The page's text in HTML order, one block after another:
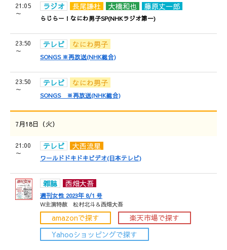
21:05
～
ラジオ 長尾謙杜 大橋和也 藤原丈一郎
らじらー！なにわ男子SP(NHKラジオ第一)
23:50
～
テレビ なにわ男子
SONGS ※再放送(NHK総合)
23:50
～
テレビ なにわ男子
SONGS ※再放送(NHK総合)
7月18日（火）
21:00
～
テレビ 大西流星
ワールドドキドキビデオ(日本テレビ)
雑誌 西畑大吾
週刊女性 2023年 8/1 号
W主演特赦 松村北斗＆西畑大吾
amazonで探す
楽天市場で探す
Yahooショッピングで探す